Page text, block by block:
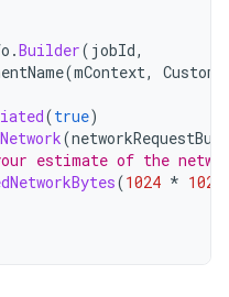
.Builder( jobId,
(mContext,
(true)
(
estimate of the
(1024 * 1024